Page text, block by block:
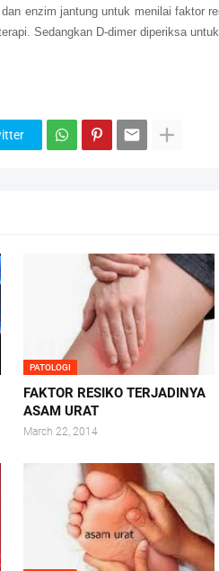
enzim jantung untuk menilai faktor
Sedangkan D-dimer diperiksa
PATOLOGI
FAKTOR RESIKO TERJADINYA
ASAM URAT
March 22, 2014